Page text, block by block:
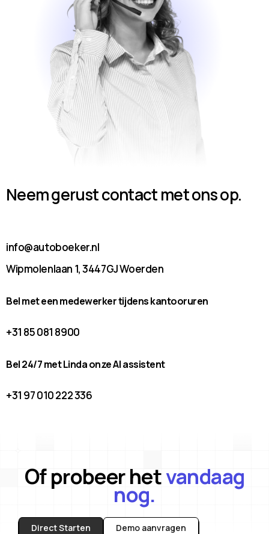
Neem gerust contact met ons op.
info@autoboeker.nl
Wipmolenlaan 1, 3447GJ Woerden
Bel met een medewerker tijdens kantooruren
+31 85 081 8900
Bel 24/7 met Linda onze AI assistent
+31 97 010 222 336
Of probeer hetvandaag
nog.
Direct Starten Demo aanvragen